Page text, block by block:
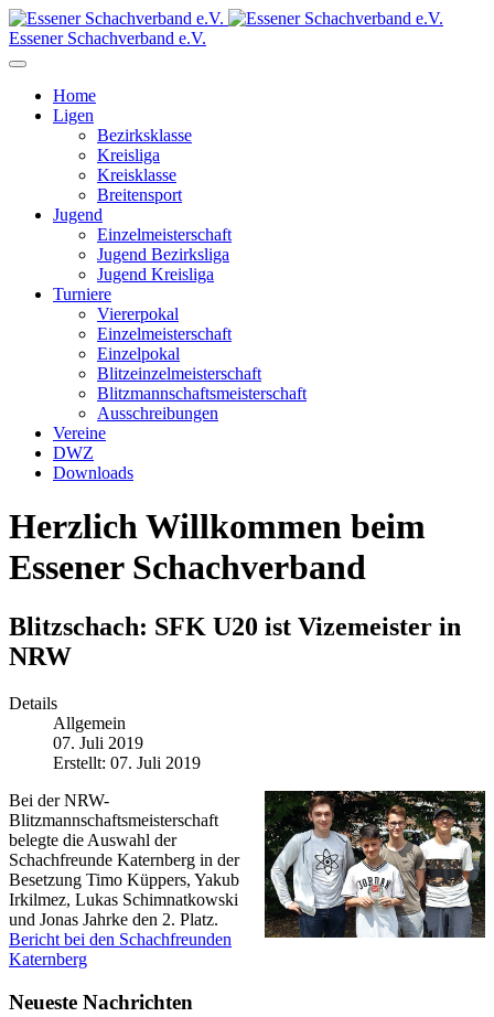
Essener Schachverband e.V.
Home
Ligen
Bezirksklasse
Kreisliga
Kreisklasse
Breitensport
Jugend
Einzelmeisterschaft
Jugend Bezirksliga
Jugend Kreisliga
Turniere
Viererpokal
Einzelmeisterschaft
Einzelpokal
Blitzeinzelmeisterschaft
Blitzmannschaftsmeisterschaft
Ausschreibungen
Vereine
DWZ
Downloads
Herzlich Willkommen beim
Essener Schachverband
Blitzschach: SFK U20 ist Vizemeister in
NRW
Details
Allgemein
07. Juli 2019
Erstellt: 07. Juli 2019
Bei der NRW-
Blitzmannschaftsmeisterschaft
belegte die Auswahl der
Schachfreunde Katernberg in der
Besetzung Timo Küppers, Yakub
Irkilmez, Lukas Schimnatkowski
und Jonas Jahrke den 2. Platz.
Bericht bei den Schachfreunden
Katernberg
Neueste Nachrichten